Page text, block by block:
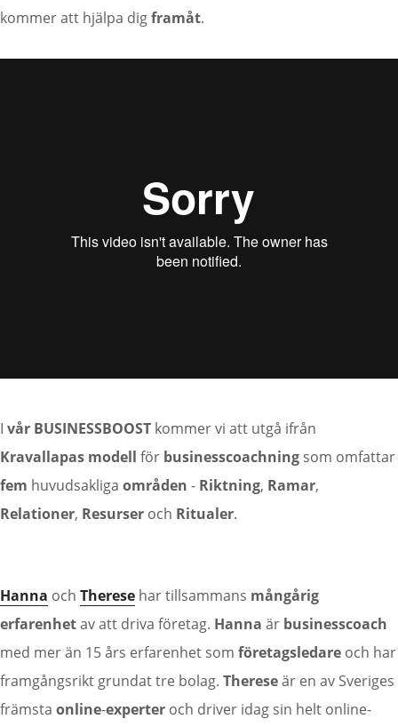
kommer att hjälpa digframåt.
I vår BUSINESSBOOST kommer vi att utgå ifrån
Kravallapas modell för businesscoachning som omfattar
fem huvudsakliga områden - Riktning, Ramar,
Relationer, Resurser och Ritualer.
Hanna och Therese har tillsammans mångårig
erfarenhetav att driva företag. Hanna är businesscoach
med mer än 15 års erfarenhet som företagsledare och har
framgångsrikt grundat tre bolag. Thereseär en av Sveriges
främsta online-experter och driver idag sin helt online-